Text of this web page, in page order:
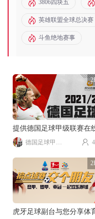
3806四块五
英雄联盟全球总决赛
斗鱼绝地赛事